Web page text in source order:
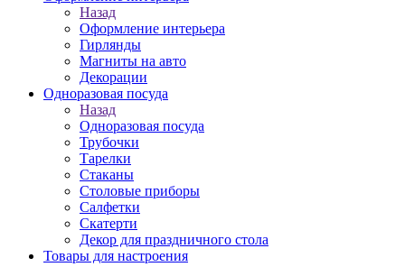
Назад
Оформление интерьера
Гирлянды
Магниты на авто
Декорации
Одноразовая посуда
Назад
Одноразовая посуда
Трубочки
Тарелки
Стаканы
Столовые приборы
Салфетки
Скатерти
Декор для праздничного стола
Товары для настроения